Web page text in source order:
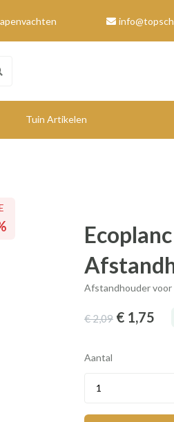
Tuin Artikelen
Vul hem
Afstandhouder voor
€ 2,09 € 1,75
Aantal